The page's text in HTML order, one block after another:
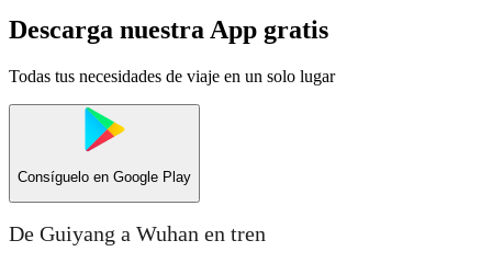
Descarga nuestra App gratis
Todas tus necesidades de viaje en un solo lugar
Consíguelo en Google Play
De Guiyang a Wuhan en tren